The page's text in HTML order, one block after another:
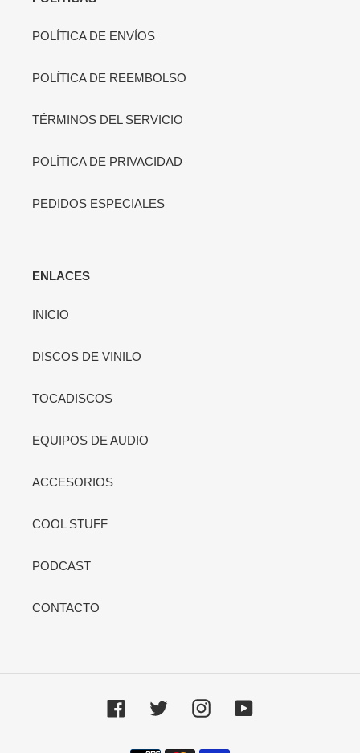
POLÍTICA DE ENVÍOS
POLÍTICA DE REEMBOLSO
TÉRMINOS DEL SERVICIO
POLÍTICA DE PRIVACIDAD
PEDIDOS ESPECIALES
ENLACES
INICIO
DISCOS DE VINILO
TOCADISCOS
EQUIPOS DE AUDIO
ACCESORIOS
COOL STUFF
PODCAST
CONTACTO
Facebook Twitter InstagramYouTube
Métodos